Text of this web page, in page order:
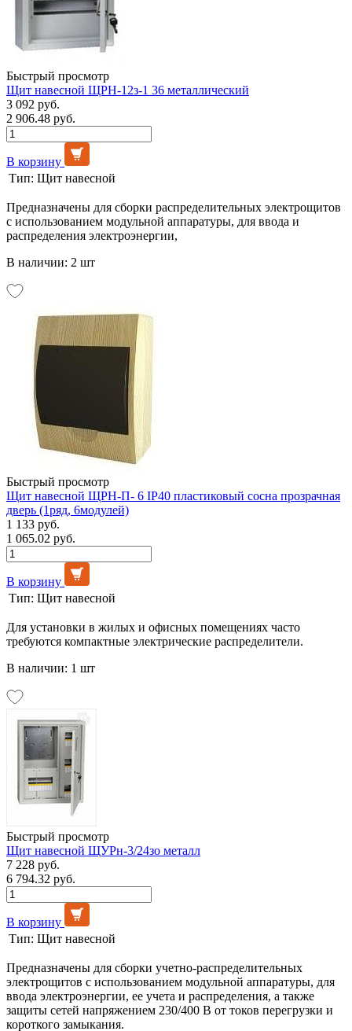
Быстрый просмотр
Щит навесной ЩРН-12з-1 36 металлический
3 092 руб.
2 906.48 руб.
В корзину
Тип: Щит навесной
Предназначены для сборки распределительных электрощитов
с использованием модульной аппаратуры, для ввода и
распределения электроэнергии,
В наличии: 2 шт
Быстрый просмотр
Щит навесной ЩРН-П- 6 IP40 пластиковый сосна прозрачная
дверь (1ряд, 6модулей)
1 133 руб.
1 065.02 руб.
В корзину
Тип: Щит навесной
Для установки в жилых и офисных помещениях часто
требуются компактные электрические распределители.
В наличии: 1 шт
Быстрый просмотр
Щит навесной ЩУРн-3/24зо металл
7 228 руб.
6 794.32 руб.
В корзину
Тип: Щит навесной
Предназначены для сборки учетно-распределительных
электрощитов с использованием модульной аппаратуры, для
ввода электроэнергии, ее учета и распределения, а также
защиты сетей напряжением 230/400 В от токов перегрузки и
короткого замыкания.